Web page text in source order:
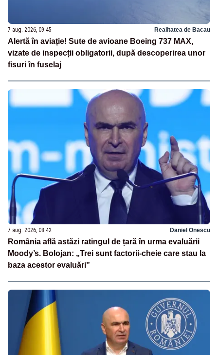
7 aug. 2026, 09:45 Realitatea de Bacau
Alertă în aviație! Sute de avioane Boeing 737 MAX,
vizate de inspecții obligatorii, după descoperirea unor
fisuri în fuselaj
7 aug. 2026, 08:42 Daniel Onescu
România află astăzi ratingul de țară în urma evaluării
Moody’s. Bolojan: „Trei sunt factorii-cheie care stau la
baza acestor evaluări”